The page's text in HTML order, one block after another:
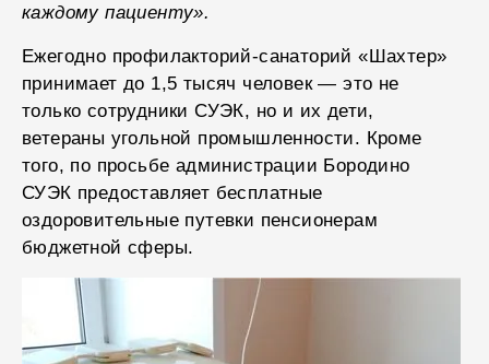
каждому пациенту».
Ежегодно профилакторий-санаторий «Шахтер»
принимает до 1,5 тысяч человек — это не
только сотрудники СУЭК, но и их дети,
ветераны угольной промышленности. Кроме
того, по просьбе администрации Бородино
СУЭК предоставляет бесплатные
оздоровительные путевки пенсионерам
бюджетной сферы.